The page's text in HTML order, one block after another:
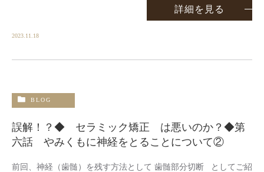
詳細を見る
2023.11.18
BLOG
誤解！？◆ セラミック矯正 は悪いのか？◆第
六話 やみくもに神経をとることについて②
前回、神経（歯髄）を残す方法として 歯髄部分切断 としてご紹